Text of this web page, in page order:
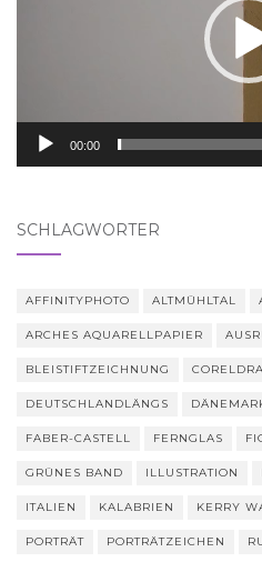
00:00
SCHLAGWÖRTER
AFFINITYPHOTO ALTMÜHLTAL
ARCHES AQUARELLPAPIER
BLEISTIFTZEICHNUNG
DEUTSCHLANDLÄNGS
FABER-CASTELL FERNGLAS
GRÜNES BAND ILLUSTRATION
ITALIEN KALABRIEN KERRY
PORTRÄT PORTRÄTZEICHEN